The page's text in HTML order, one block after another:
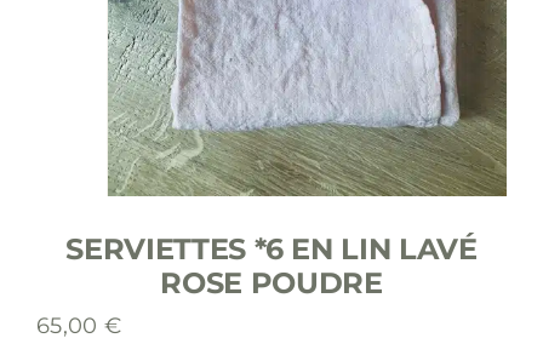
La marque
SERVIETTES *6 EN LIN LAVÉ
ROSE POUDRE
65,00 €